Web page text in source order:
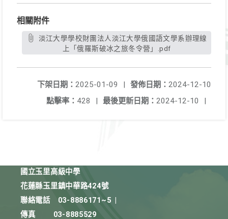
相關附件
上「俄羅斯破冰之旅冬令營」.pdf
發佈日期： 2024-12-10
下架日期： 2025-01-09
|
最後更新日期： 2024-12-10 |
點擊率： 428 |
國立玉里高級中學
花蓮縣玉里鎮中華路424號
聯絡電話
03-8886171~5
傳真
03-8885529